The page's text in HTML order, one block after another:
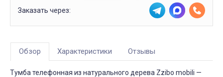
Заказать через:
Обзор Характеристики Отзывы
Тумба телефонная из натурального дерева Zzibo mobili —